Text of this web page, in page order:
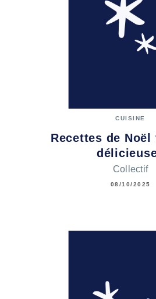
CUISINE
Recettes de
Collectif
08/10/2025